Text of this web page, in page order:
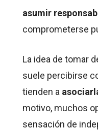
asumir
comprometerse
La idea de tomar
suele percibirse
tienden a
motivo, muchos
sensación de